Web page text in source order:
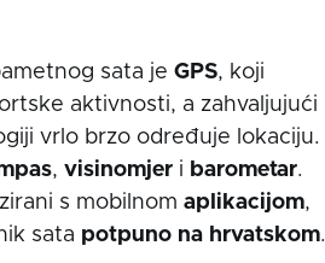
sata jeGPS, koji
aktivnosti, a zahvaljujući
vrlo brzo određuje lokaciju.
,visinomjer i barometar.
s mobilnomaplikacijom,
sata potpuno na hrvatskom.